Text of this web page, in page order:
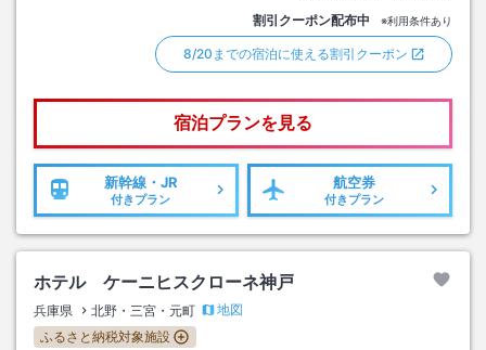
割引クーポン配布中 ※利用条件あり
8/20までの宿泊に使える割引クーポン
宿泊プランを見る
新幹線・JR
付きプラン
航空券
付きプラン
ホテル ケーニヒスクローネ神戸
兵庫県 北野・三宮・元町
地図
ふるさと納税対象施設